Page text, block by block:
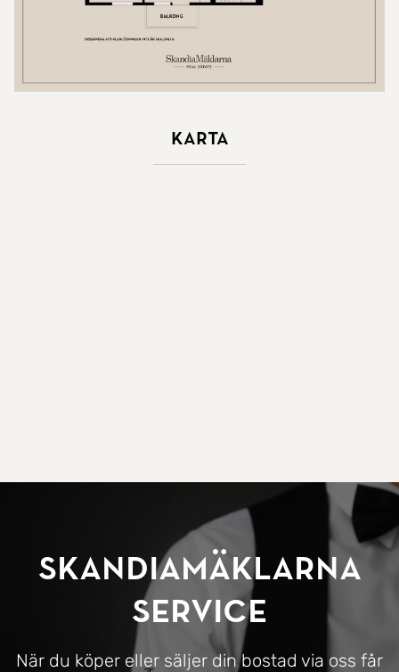
Karta
SkandiaMäklarna
Service
När du köper eller säljer din bostad via oss får